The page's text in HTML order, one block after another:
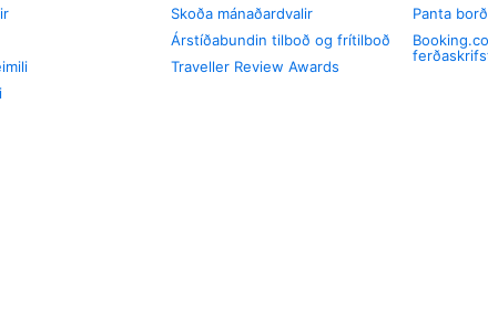
Skoða mánaðardvalir
Árstíðabundin tilboð og frítilboð
Traveller Review Awards
Panta